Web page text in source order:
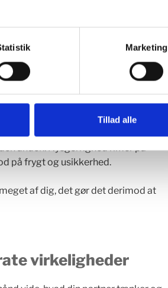
Marketing
Tillad alle
din partners oplevelse. En
Respekt og rummelighed i
hvor forkert eller utilstrækkelig din
anden. Nysgerrighed rimer på
på frygt og usikkerhed.
af dig, det gør det derimod at
virkeligheder